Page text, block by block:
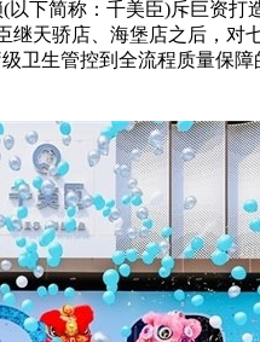
简称：千美臣)斥巨资打
继天骄店、海堡店之后，
卫生管控到全流程质量保